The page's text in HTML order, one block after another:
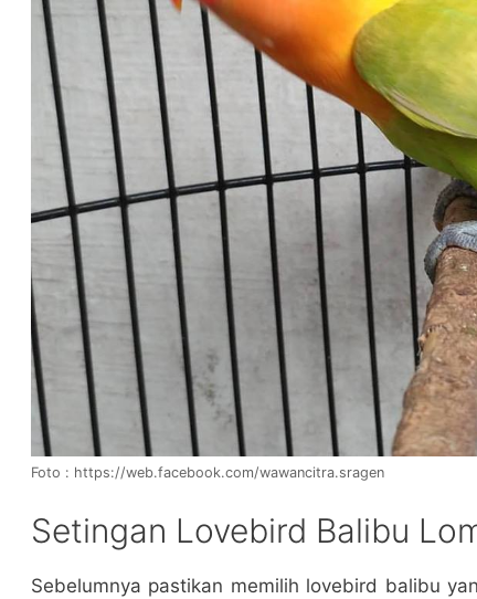
Foto : https://web.facebook.com/wawancitra.sragen
Setingan Lovebird Balibu
Sebelumnya pastikan memilih lovebird balibu